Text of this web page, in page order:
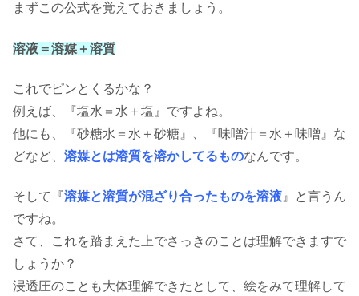
まずこの公式を覚えておきましょう。
溶液＝溶媒＋溶質
これでピンとくるかな？
例えば、『塩水＝水＋塩』ですよね。
他にも、『砂糖水＝水＋砂糖』、『味噌汁＝水＋味噌』な
どなど、 溶媒とは溶質を溶かしてるものなんです。
そして『溶媒と溶質が混ざり合ったものを溶液』と言うん
ですね。
さて、これを踏まえた上でさっきのことは理解できますで
しょうか？
浸透圧のことも大体理解できたとして、絵をみて理解して